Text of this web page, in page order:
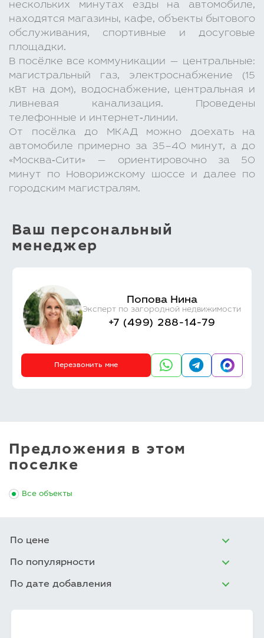
нескольких минутах езды на автомобиле,
находятся магазины, кафе, объекты бытового
обслуживания, спортивные и досуговые
площадки.
В посёлке все коммуникации — центральные:
магистральный газ, электроснабжение (15
кВт на дом), водоснабжение, центральная и
ливневая канализация. Проведены
телефонные и интернет‑линии.
От посёлка до МКАД можно доехать на
автомобиле примерно за 35–40 минут, а до
«Москва‑Сити» — ориентировочно за 50
минут по Новорижскому шоссе и далее по
городским магистралям.
Ваш персональный
менеджер
Попова Нина
Эксперт по загородной недвижимости
+7 (499) 288-14-79
Перезвонить мне
Предложения в этом
поселке
Все объекты
По цене
По популярности
По дате добавления